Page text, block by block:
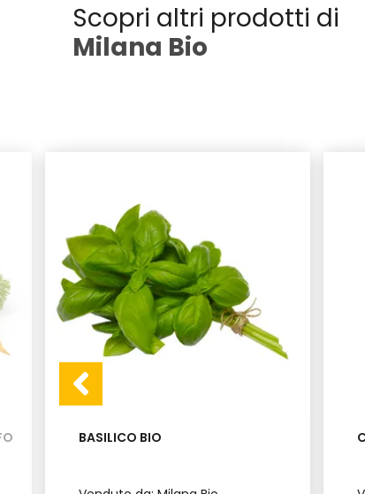
Scopri altri prodotti di
Milana Bio
BASILICO BIO